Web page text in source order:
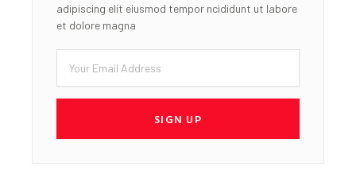
adipiscing elit eiusmod tempor ncididunt ut labore
et dolore magna
Email
SIGN UP